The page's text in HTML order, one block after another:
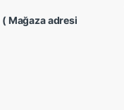
( Mağaza adresi